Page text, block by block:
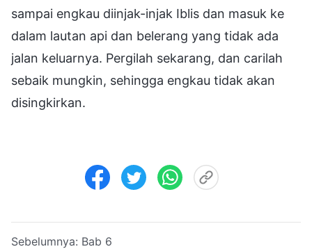
sampai engkau diinjak-injak Iblis dan masuk ke
dalam lautan api dan belerang yang tidak ada
jalan keluarnya. Pergilah sekarang, dan carilah
sebaik mungkin, sehingga engkau tidak akan
disingkirkan.
Sebelumnya: Bab 6